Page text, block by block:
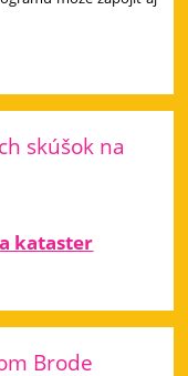
skúšok na
kataster
Brode